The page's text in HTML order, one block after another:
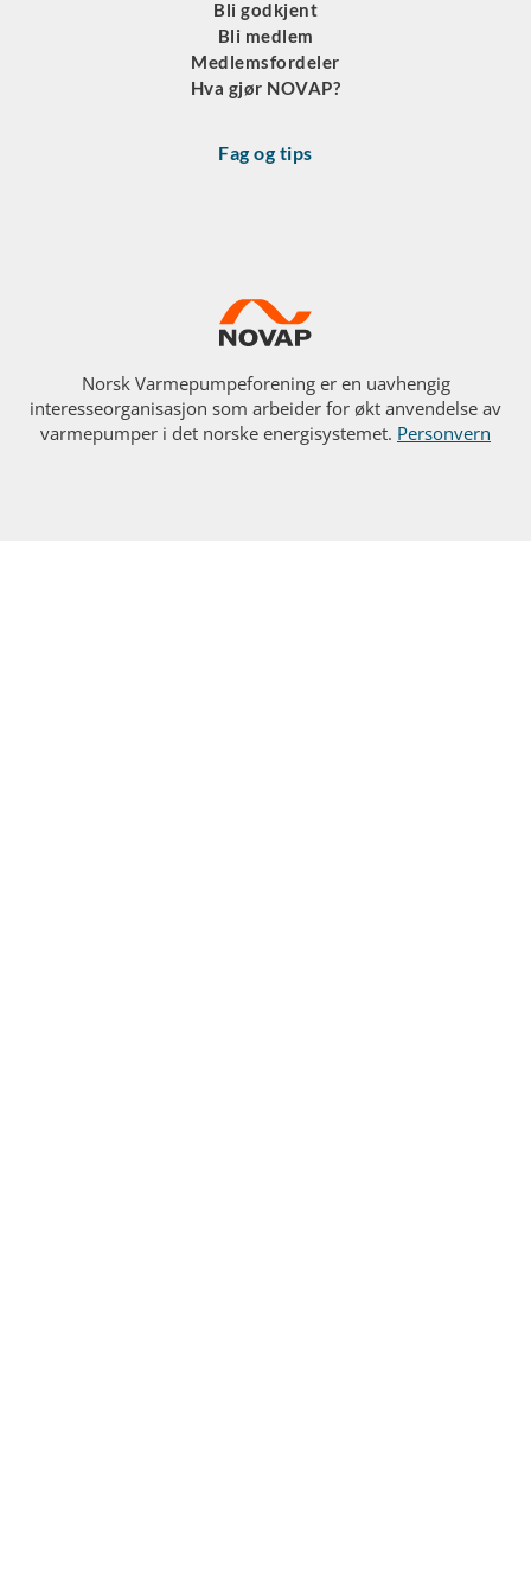
Bli godkjent
Bli medlem
Medlemsfordeler
Hva gjør NOVAP?
Fag og tips
Norsk Varmepumpeforening er en uavhengig
interesseorganisasjon som arbeider for økt anvendelse av
varmepumper i det norske energisystemet. Personvern